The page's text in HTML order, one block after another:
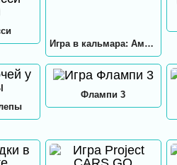
Игра в кальмара: Амонг ас
Флампи 3